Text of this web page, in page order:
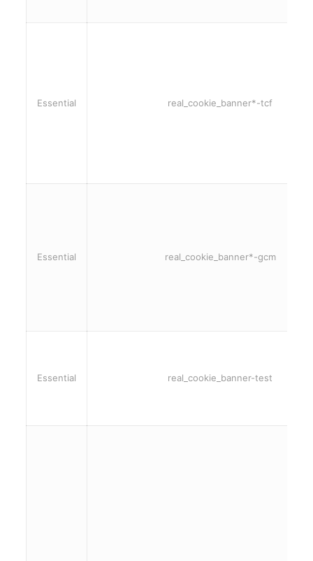
Essential real_cookie_banner*-tcf
Essential real_cookie_banner*-gcm
Essential real_cookie_banner-test